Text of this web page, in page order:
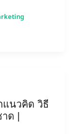
แนวคิด วิธี
ด |